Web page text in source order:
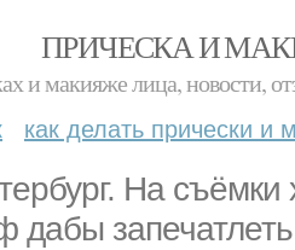
ПРИЧЕСКА И
и макияже лица, новости,
как делать прически и
На
дабы